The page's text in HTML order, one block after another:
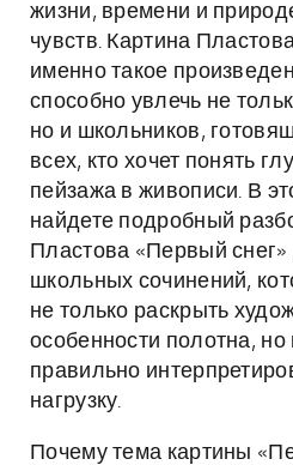
жизни, времени и
чувств. Картина
именно такое
способно увлечь не
но и школьников,
всех, кто хочет понять
пейзажа в живописи. В
найдете подробный
Пластова «Первый
школьных сочинений,
не только раскрыть
особенности полотна, но
правильно
нагрузку.
Почему тема картины